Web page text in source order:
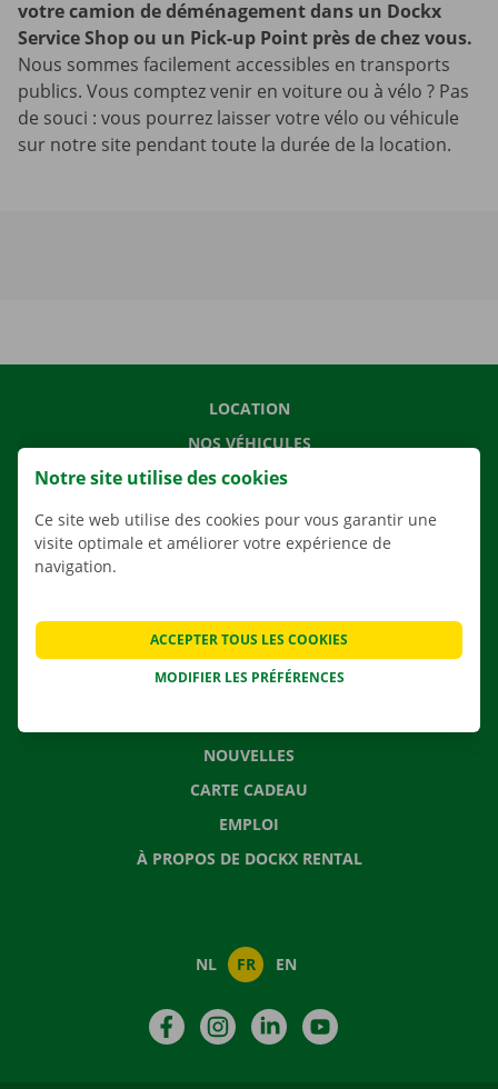
votre camion de déménagement dans un Dockx
Service Shop ou un Pick-up Point près de chez vous.
Nous sommes facilement accessibles en transports
publics. Vous comptez venir en voiture ou à vélo ? Pas
de souci : vous pourrez laisser votre vélo ou véhicule
sur notre site pendant toute la durée de la location.
LOCATION
NOS VÉHICULES
NOS SERVICES
AGENCES
APPLI
CONTACTEZ NOUS
NOUVELLES
CARTE CADEAU
EMPLOI
À PROPOS DE DOCKX RENTAL
NL FR EN
FacebookInstagramLinkedIn
Notre site utilise des cookies
Ce site web utilise des cookies pour vous garantir une
visite optimale et améliorer votre expérience de
navigation.
MODIFIER LES PRÉFÉRENCES
ACCEPTER TOUS LES COOKIES